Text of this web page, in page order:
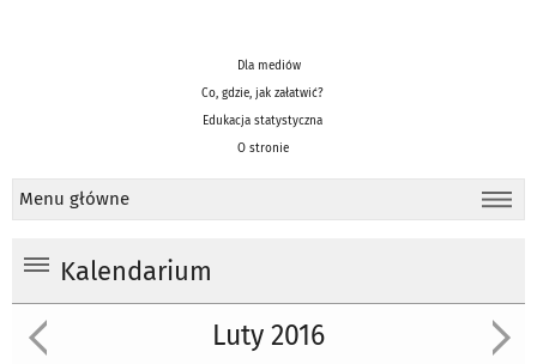
Dla mediów
Co, gdzie, jak załatwić?
Edukacja statystyczna
O stronie
Menu główne
Kalendarium
Luty 2016